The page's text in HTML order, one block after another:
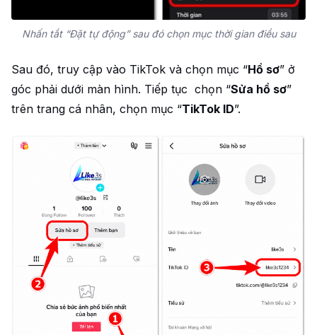
Nhấn tắt “Đặt tự động” sau đó chọn mục thời gian điều sau
Sau đó, truy cập vào TikTok và chọn mục “Hồ sơ” ở
góc phải dưới màn hình. Tiếp tục chọn “Sửa hồ sơ”
trên trang cá nhân, chọn mục “TikTok ID”.